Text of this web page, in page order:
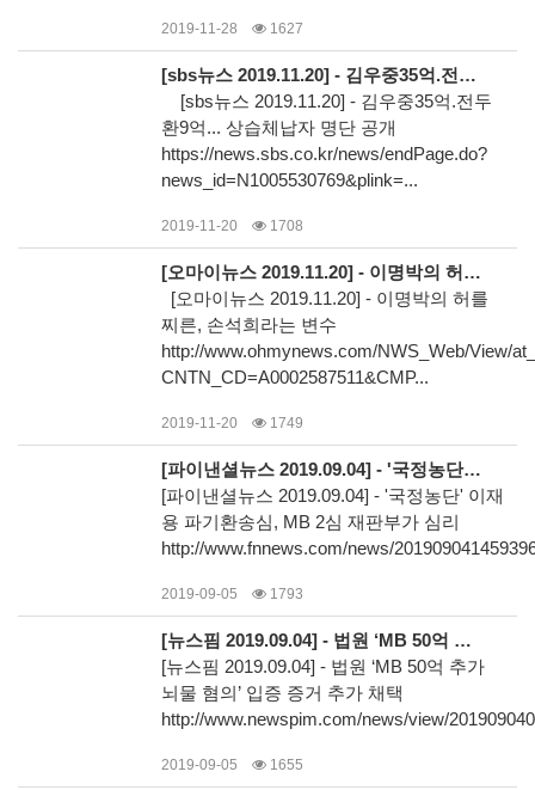
2019-11-28 1627
[sbs뉴스 2019.11.20] - 김우중35억.전두환9억... 상습체납자 명단 공개
[sbs뉴스 2019.11.20] - 김우중35억.전두
환9억... 상습체납자 명단 공개
https://news.sbs.co.kr/news/endPage.do?
news_id=N1005530769&plink=...
2019-11-20 1708
[오마이뉴스 2019.11.20] - 이명박의 허를 찌른, 손석희라는 변수
[오마이뉴스 2019.11.20] - 이명박의 허를
찌른, 손석희라는 변수
http://www.ohmynews.com/NWS_Web/View/
CNTN_CD=A0002587511&CMP...
2019-11-20 1749
[파이낸셜뉴스 2019.09.04] - '국정농단' 이재용 파기환송심, MB 2심 재판부가 심리
[파이낸셜뉴스 2019.09.04] - '국정농단' 이재
용 파기환송심, MB 2심 재판부가 심리
http://www.fnnews.com/news/
2019-09-05 1793
[뉴스핌 2019.09.04] - 법원 ‘MB 50억 추가 뇌물 혐의’ 입증 증거 추가 채택
[뉴스핌 2019.09.04] - 법원 ‘MB 50억 추가
뇌물 혐의’ 입증 증거 추가 채택
http://www.newspim.com/news/view/
2019-09-05 1655